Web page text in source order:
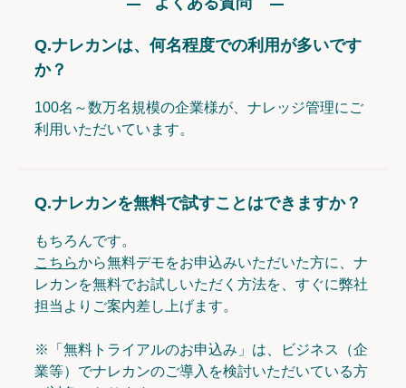
Q.ナレカンは、何名程度での利用が多いです
か？
100名～数万名規模の企業様が、ナレッジ管理にご
利用いただいています。
Q.ナレカンを無料で試すことはできますか？
もちろんです。
こちらから無料デモをお申込みいただいた方に、ナ
レカンを無料でお試しいただく方法を、すぐに弊社
担当よりご案内差し上げます。
※「無料トライアルのお申込み」は、ビジネス（企
業等）でナレカンのご導入を検討いただいている方